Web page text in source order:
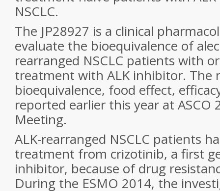
NSCLC.
The JP28927 is a clinical
evaluate the bioequivalence of
rearranged NSCLC patients with
treatment with ALK inhibitor. The
bioequivalence, food effect,
reported earlier this year at ASCO
Meeting.
ALK-rearranged NSCLC patients
treatment from crizotinib, a first
inhibitor, because of drug
During the ESMO 2014, the